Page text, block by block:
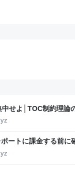
せよ│TOC制約理論
めの論理・ロジカルシ
ートに課金する前に
題解決のための論理